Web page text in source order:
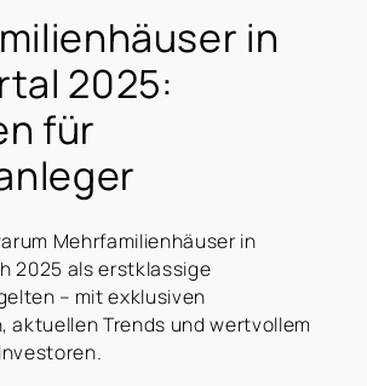
in
2025:
für
Mehrfamilienhäuser in
2025 als erstklassige
– mit exklusiven
aktuellen Trends und wertvollem